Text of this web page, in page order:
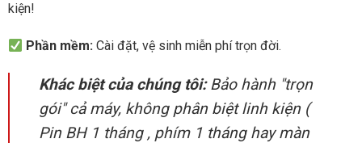
kiện!
Phần mềm: Cài đặt, vệ sinh miễn phí trọn đời.
Khác biệt của chúng tôi:Bảo hành "trọn
gói" cả máy, không phân biệt linh kiện (
Pin BH 1 tháng , phím 1 tháng hay màn